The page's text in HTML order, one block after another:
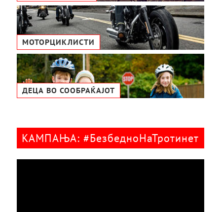
МОТОРЦИКЛИСТИ
ДЕЦА ВО СООБРАЌАЈОТ
КАМПАЊА: #БезбедноНаТротинет